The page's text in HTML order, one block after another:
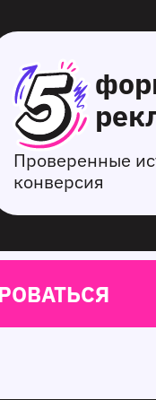
Проверенные
конверсия